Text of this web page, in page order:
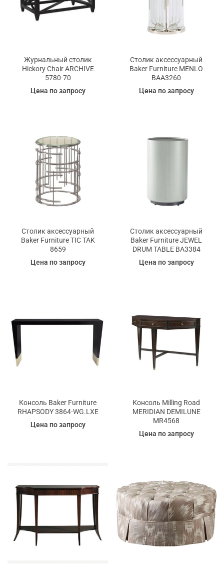
Журнальный столик
Hickory Chair ARCHIVE
5780-70
Цена по запросу
Столик аксессуарный
Baker Furniture MENLO
BAA3260
Цена по запросу
Столик аксессуарный
Baker Furniture TIC TAK
8659
Цена по запросу
Столик аксессуарный
Baker Furniture JEWEL
DRUM TABLE BA3384
Цена по запросу
Консоль Baker Furniture
RHAPSODY 3864-WG.LXE
Цена по запросу
Консоль Milling Road
MERIDIAN DEMILUNE
MR4568
Цена по запросу